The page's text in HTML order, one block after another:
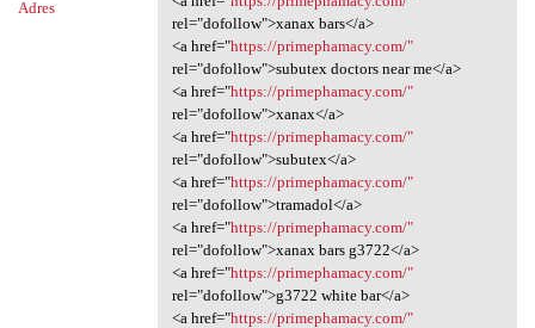
Adres
rel="dofollow">xanax bars</a>
<a href="https://primephamacy.com/"
rel="dofollow">subutex doctors near me</a>
<a href="https://primephamacy.com/"
rel="dofollow">xanax</a>
<a href="https://primephamacy.com/"
rel="dofollow">subutex</a>
<a href="https://primephamacy.com/"
rel="dofollow">tramadol</a>
<a href="https://primephamacy.com/"
rel="dofollow">xanax bars g3722</a>
<a href="https://primephamacy.com/"
rel="dofollow">g3722 white bar</a>
<a href="https://primephamacy.com/"